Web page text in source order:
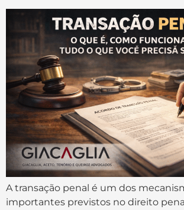
A transação penal é um dos
importantes previstos no direito